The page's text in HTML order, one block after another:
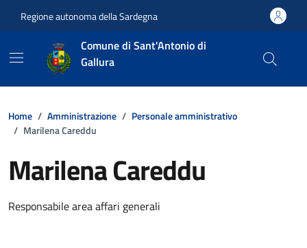
Regione autonoma della Sardegna
Comune di Sant'Antonio di
Gallura
Home Amministrazione
Personale amministrativo
Marilena Careddu
Marilena Careddu
Dettagli della notizia
Responsabile area affari generali